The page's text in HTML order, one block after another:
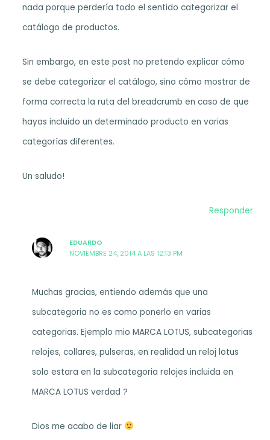
nada porque perdería todo el sentido categorizar el
catálogo de productos.
Sin embargo, en este post no pretendo explicar cómo
se debe categorizar el catálogo, sino cómo mostrar de
forma correcta la ruta del breadcrumb en caso de que
hayas incluido un determinado producto en varias
categorías diferentes.
Un saludo!
Responder
EDUARDO
NOVIEMBRE 24, 2014 A LAS 12:13 PM
Muchas gracias, entiendo además que una
subcategoria no es como ponerlo en varias
categorias. Ejemplo mio MARCA LOTUS, subcategorias
relojes, collares, pulseras, en realidad un reloj lotus
solo estara en la subcategoria relojes incluida en
MARCA LOTUS verdad ?
Dios me acabo de liar